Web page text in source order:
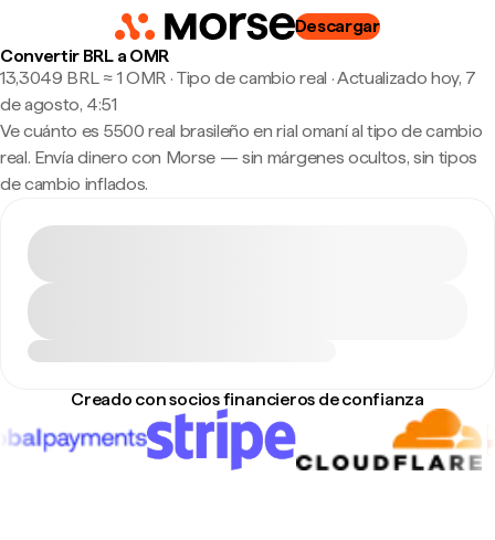
Descargar
Convertir BRL a OMR
13,3049 BRL ≈ 1 OMR · Tipo de cambio real ·Actualizado hoy, 7
de agosto, 4:51
Ve cuánto es 5500 real brasileño en rial omaní al tipo de cambio
real. Envía dinero con Morse — sin márgenes ocultos, sin tipos
de cambio inflados.
Creado con socios financieros de confianza